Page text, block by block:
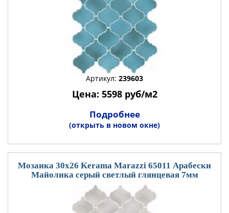
Артикул: 239603
Цена: 5598 руб/м2
Подробнее
(открыть в новом окне)
Мозаика 30x26 Kerama Marazzi 65011 Арабески
Майолика серый светлый глянцевая 7мм